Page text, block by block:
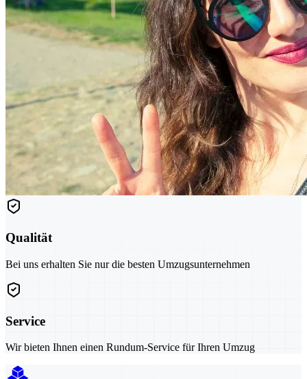
Qualität
Bei uns erhalten Sie nur die besten Umzugsunternehmen
Service
Wir bieten Ihnen einen Rundum-Service für Ihren Umzug